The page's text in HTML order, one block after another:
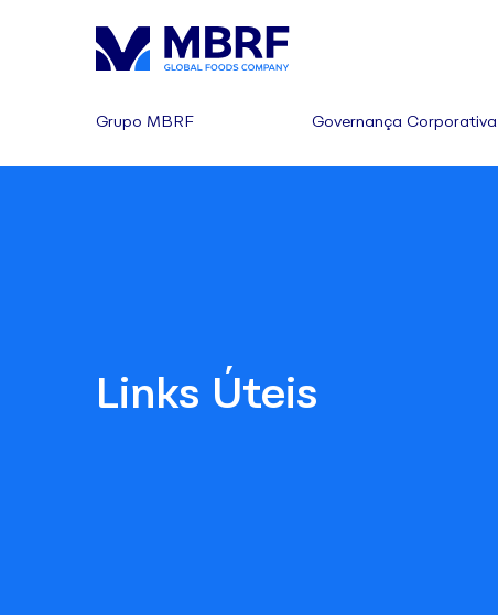
Grupo MBRF Governança Corporativa
Links Úteis